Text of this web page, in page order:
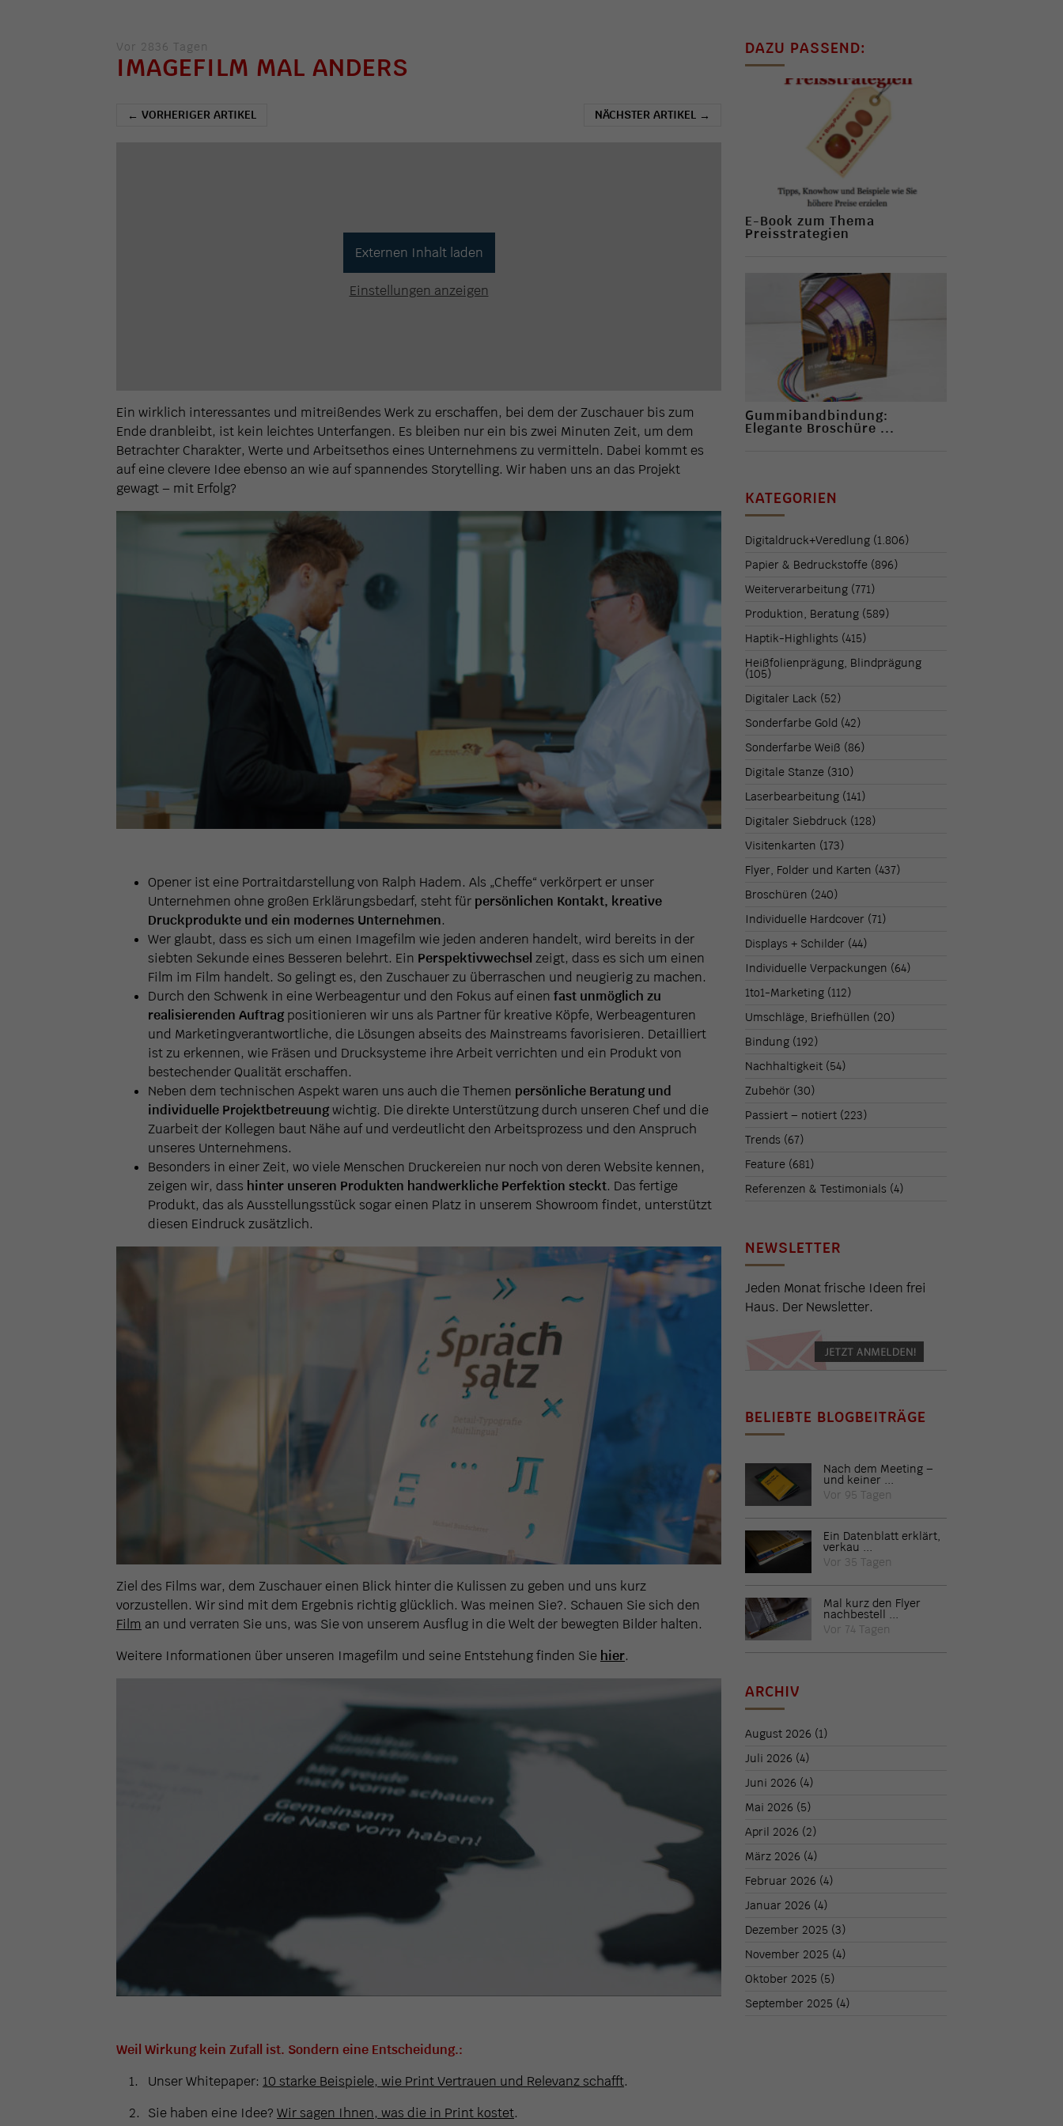
Vor 2836 Tagen
IMAGEFILM MAL ANDERS
← VORHERIGER ARTIKEL NÄCHSTER ARTIKEL →
Externen Inhalt laden
Einstellungen anzeigen
Ein wirklich interessantes und mitreißendes Werk zu erschaffen, bei dem der Zuschauer bis zum
Ende dranbleibt, ist kein leichtes Unterfangen. Es bleiben nur ein bis zwei Minuten Zeit, um dem
Betrachter Charakter, Werte und Arbeitsethos eines Unternehmens zu vermitteln. Dabei kommt es
auf eine clevere Idee ebenso an wie auf spannendes Storytelling. Wir haben uns an das Projekt
gewagt – mit Erfolg?
Opener ist eine Portraitdarstellung von Ralph Hadem. Als „Cheffe“ verkörpert er unser
Unternehmen ohne großen Erklärungsbedarf, steht für persönlichen Kontakt, kreative
Druckprodukte und ein modernes Unternehmen.
Wer glaubt, dass es sich um einen Imagefilm wie jeden anderen handelt, wird bereits in der
siebten Sekunde eines Besseren belehrt. Ein Perspektivwechsel zeigt, dass es sich um einen
Film im Film handelt. So gelingt es, den Zuschauer zu überraschen und neugierig zu machen.
Durch den Schwenk in eine Werbeagentur und den Fokus auf einen fast unmöglich zu
realisierenden Auftragpositionieren wir uns als Partner für kreative Köpfe, Werbeagenturen
und Marketingverantwortliche, die Lösungen abseits des Mainstreams favorisieren. Detailliert
ist zu erkennen, wie Fräsen und Drucksysteme ihre Arbeit verrichten und ein Produkt von
bestechender Qualität erschaffen.
Neben dem technischen Aspekt waren uns auch die Themen persönliche Beratung und
individuelle Projektbetreuungwichtig. Die direkte Unterstützung durch unseren Chef und die
Zuarbeit der Kollegen baut Nähe auf und verdeutlicht den Arbeitsprozess und den Anspruch
unseres Unternehmens.
Besonders in einer Zeit, wo viele Menschen Druckereien nur noch von deren Website kennen,
zeigen wir, dass hinter unseren Produkten handwerkliche Perfektion steckt. Das fertige
Produkt, das als Ausstellungsstück sogar einen Platz in unserem Showroom findet, unterstützt
diesen Eindruck zusätzlich.
Ziel des Films war, dem Zuschauer einen Blick hinter die Kulissen zu geben und uns kurz
vorzustellen. Wir sind mit dem Ergebnis richtig glücklich. Was meinen Sie?. Schauen Sie sich den
Film an und verraten Sie uns, was Sie von unserem Ausflug in die Welt der bewegten Bilder halten.
Weitere Informationen über unseren Imagefilm und seine Entstehung finden Sie hier.
Weil Wirkung kein Zufall ist. Sondern eine Entscheidung.:
Unser Whitepaper: 10 starke Beispiele, wie Print Vertrauen und Relevanz schafft.
Sie haben eine Idee? Wir sagen Ihnen, was die in Print kostet.
DAZU PASSEND:
E-Book zum Thema
Preisstrategien
Gummibandbindung:
Elegante Broschüre ...
KATEGORIEN
Digitaldruck+Veredlung (1.806)
Papier & Bedruckstoffe (896)
Weiterverarbeitung (771)
Produktion, Beratung (589)
Haptik-Highlights (415)
Heißfolienprägung, Blindprägung
(105)
Digitaler Lack (52)
Sonderfarbe Gold (42)
Sonderfarbe Weiß (86)
Digitale Stanze (310)
Laserbearbeitung (141)
Digitaler Siebdruck (128)
Visitenkarten (173)
Flyer, Folder und Karten (437)
Broschüren (240)
Individuelle Hardcover (71)
Displays + Schilder (44)
Individuelle Verpackungen (64)
1to1-Marketing (112)
Umschläge, Briefhüllen (20)
Bindung (192)
Nachhaltigkeit (54)
Zubehör (30)
Passiert – notiert (223)
Trends (67)
Feature (681)
Referenzen & Testimonials (4)
NEWSLETTER
Jeden Monat frische Ideen frei
Haus. Der Newsletter.
BELIEBTE BLOGBEITRÄGE
Nach dem Meeting –
und keiner ...
Vor 95 Tagen
Ein Datenblatt erklärt,
verkau ...
Vor 35 Tagen
Mal kurz den Flyer
nachbestell ...
Vor 74 Tagen
ARCHIV
August 2026 (1)
Juli 2026 (4)
Juni 2026 (4)
Mai 2026 (5)
April 2026 (2)
März 2026 (4)
Februar 2026 (4)
Januar 2026 (4)
Dezember 2025 (3)
November 2025 (4)
Oktober 2025 (5)
September 2025 (4)